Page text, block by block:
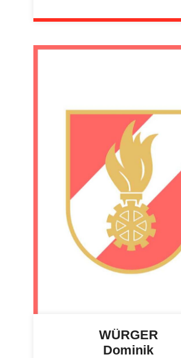
WÜRGER
Dominik